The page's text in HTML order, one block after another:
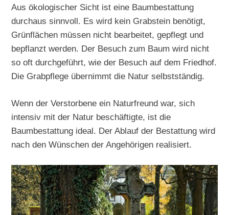
Aus ökologischer Sicht ist eine Baumbestattung
durchaus sinnvoll. Es wird kein Grabstein benötigt,
Grünflächen müssen nicht bearbeitet, gepflegt und
bepflanzt werden. Der Besuch zum Baum wird nicht
so oft durchgeführt, wie der Besuch auf dem Friedhof.
Die Grabpflege übernimmt die Natur selbstständig.
Wenn der Verstorbene ein Naturfreund war, sich
intensiv mit der Natur beschäftigte, ist die
Baumbestattung ideal. Der Ablauf der Bestattung wird
nach den Wünschen der Angehörigen realisiert.